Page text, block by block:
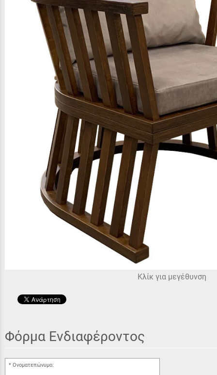
Κλίκ για μεγέθυνση
Φόρμα Ενδιαφέροντος
Ονοματεπώνυμο: